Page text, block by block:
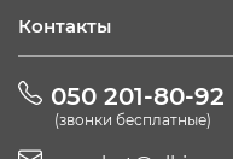
Контакты
050 201-80-92
(звонки бесплатные)